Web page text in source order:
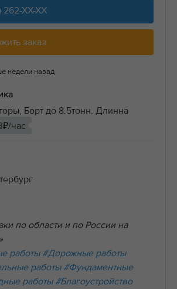
262-XX-XX
заказ
недели назад
Борт до 8.5тонн. Длинна
час
по области и по России на
работы #Дорожные работы
работы #Фундаментные
работы #Благоустройство